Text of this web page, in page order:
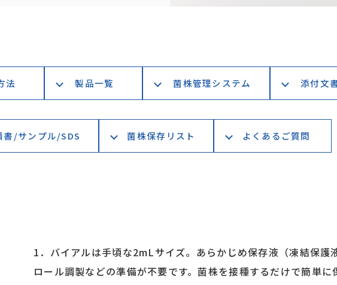
法 製品一覧 菌株管理システム 添付文書
/サンプル/SDS 菌株保存リスト よくあるご質問
1．バイアルは手頃な2mLサイズ。あらかじめ保存液（凍結保護
ロール調製などの準備が不要です。菌株を接種するだけで簡単に